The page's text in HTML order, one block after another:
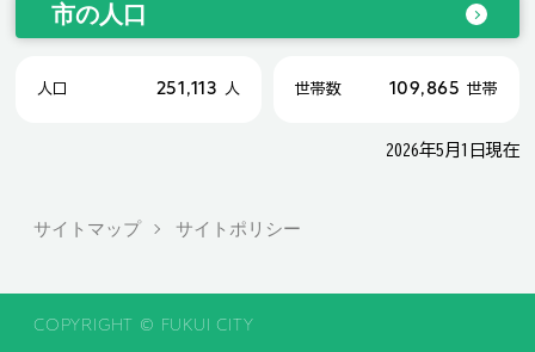
市の人口
人口 251,113 人 世帯数 109,865 世帯
2026年5月1日現在
サイトマップ サイトポリシー
COPYRIGHT © FUKUI CITY